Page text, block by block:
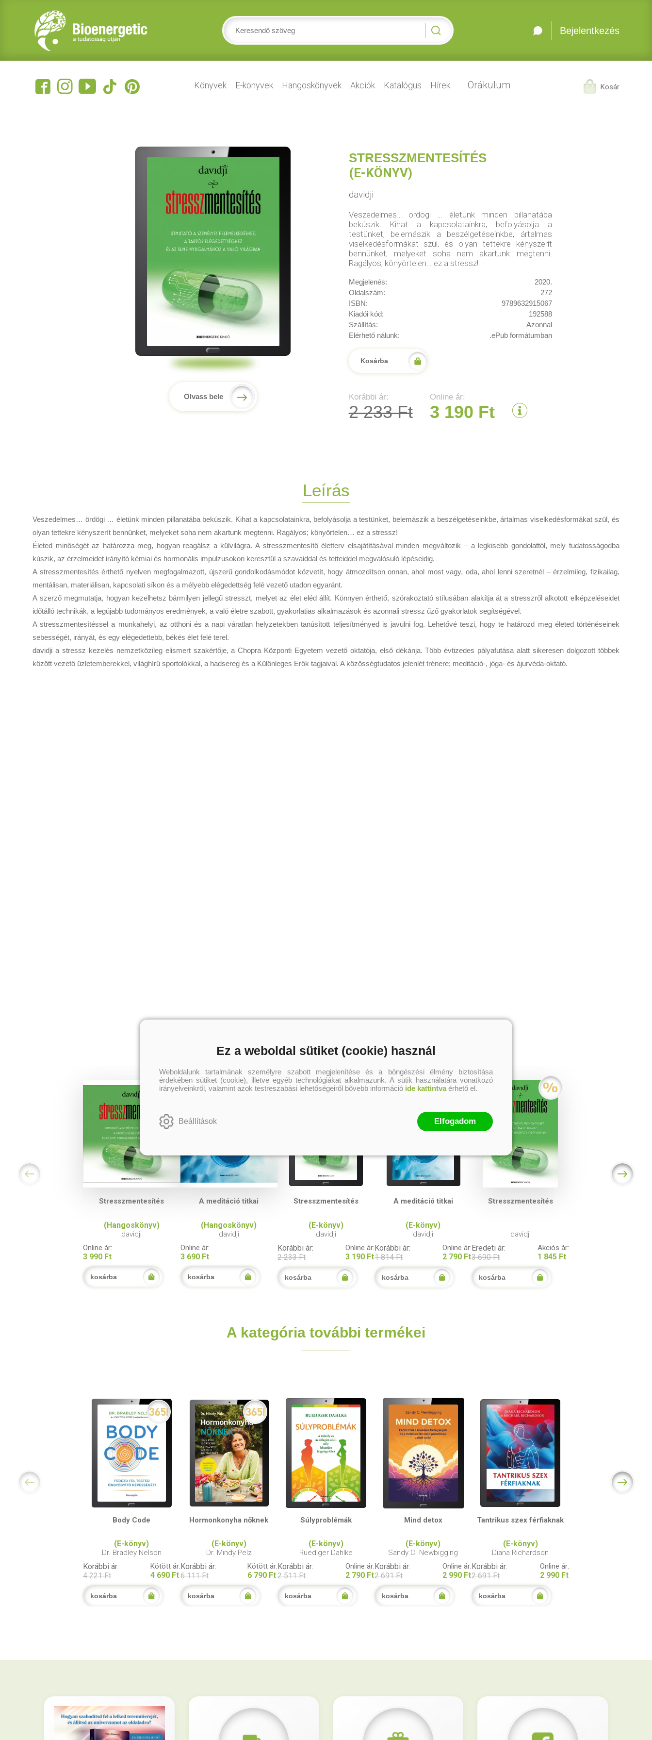
Bejelentkezés
Könyvek E-könyvek Hangoskönyvek Akciók Katalógus Hírek Orákulum Kosár
Olvass bele
STRESSZMENTESÍTÉS
(E-KÖNYV)
davidji
Veszedelmes… ördögi … életünk minden pillanatába
bekúszik. Kihat a kapcsolatainkra, befolyásolja a
testünket, belemászik a beszélgetéseinkbe, ártalmas
viselkedésformákat szül, és olyan tettekre kényszerít
bennünket, melyeket soha nem akartunk megtenni.
Ragályos; könyörtelen… ez a stressz!
Megjelenés:
2020.
Oldalszám:
272
ISBN:
9789632915067
Kiadói kód:
192588
Szállítás:
Azonnal
Elérhető nálunk:
.ePub formátumban
Kosárba
Korábbi ár:
2 233 Ft
Online ár:
3 190 Ft
Leírás
Veszedelmes… ördögi … életünk minden pillanatába bekúszik. Kihat a kapcsolatainkra, befolyásolja a testünket, belemászik a beszélgetéseinkbe, ártalmas viselkedésformákat szül, és
olyan tettekre kényszerít bennünket, melyeket soha nem akartunk megtenni. Ragályos; könyörtelen… ez a stressz!
Életed minőségét az határozza meg, hogyan reagálsz a külvilágra. A stresszmentesítő életterv elsajátításával minden megváltozik – a legkisebb gondolattól, mely tudatosságodba
kúszik, az érzelmeidet irányító kémiai és hormonális impulzusokon keresztül a szavaiddal és tetteiddel megvalósuló lépéseidig.
A stresszmentesítés érthető nyelven megfogalmazott, újszerű gondolkodásmódot közvetít, hogy átmozdítson onnan, ahol most vagy, oda, ahol lenni szeretnél – érzelmileg, fizikailag,
mentálisan, materiálisan, kapcsolati síkon és a mélyebb elégedettség felé vezető utadon egyaránt.
A szerző megmutatja, hogyan kezelhetsz bármilyen jellegű stresszt, melyet az élet eléd állít. Könnyen érthető, szórakoztató stílusában alakítja át a stresszről alkotott elképzeléseidet
időtálló technikák, a legújabb tudományos eredmények, a való életre szabott, gyakorlatias alkalmazások és azonnali stressz űző gyakorlatok segítségével.
A stresszmentesítéssel a munkahelyi, az otthoni és a napi váratlan helyzetekben tanúsított teljesítményed is javulni fog. Lehetővé teszi, hogy te határozd meg életed történéseinek
sebességét, irányát, és egy elégedettebb, békés élet felé terel.
davidji a stressz kezelés nemzetközileg elismert szakértője, a Chopra Központi Egyetem vezető oktatója, első dékánja. Több évtizedes pályafutása alatt sikeresen dolgozott többek
között vezető üzletemberekkel, világhírű sportolókkal, a hadsereg és a Különleges Erők tagjaival. A közösségtudatos jelenlét trénere; meditáció-, jóga- és ájurvéda-oktató.
Stresszmentesítés
(Hangoskönyv)
davidji
Online ár:
3 990 Ft
kosárba
A meditáció titkai
(Hangoskönyv)
davidji
Online ár:
3 690 Ft
kosárba
Stresszmentesítés
(E-könyv)
davidji
Korábbi ár:
2 233 Ft
Online ár:
3 190 Ft
kosárba
A meditáció titkai
(E-könyv)
davidji
Korábbi ár:
1 814 Ft
Online ár:
2 790 Ft
kosárba
Stresszmentesítés
davidji
Eredeti ár:
3 690 Ft
Akciós ár:
1 845 Ft
kosárba
A kategória további termékei
Body Code
(E-könyv)
Dr. Bradley Nelson
Korábbi ár:
4 221 Ft
Kötött ár:
4 690 Ft
kosárba
Hormonkonyha nőknek
(E-könyv)
Dr. Mindy Pelz
Korábbi ár:
6 111 Ft
Kötött ár:
6 790 Ft
kosárba
Súlyproblémák
(E-könyv)
Ruediger Dahlke
Korábbi ár:
2 511 Ft
Online ár:
2 790 Ft
kosárba
Mind detox
(E-könyv)
Sandy C. Newbigging
Korábbi ár:
2 691 Ft
Online ár:
2 990 Ft
kosárba
Tantrikus szex férfiaknak
(E-könyv)
Diana Richardson
Korábbi ár:
2 691 Ft
Online ár:
2 990 Ft
kosárba
Ez a weboldal sütiket (cookie) használ
Weboldalunk tartalmának személyre szabott megjelenítése és a böngészési élmény biztosítása
érdekében sütiket (cookie), illetve egyéb technológiákat alkalmazunk. A sütik használatára vonatkozó
irányelveinkről, valamint azok testreszabási lehetőségeiről bővebb információ ide kattintvaérhető el.
Beállítások Elfogadom